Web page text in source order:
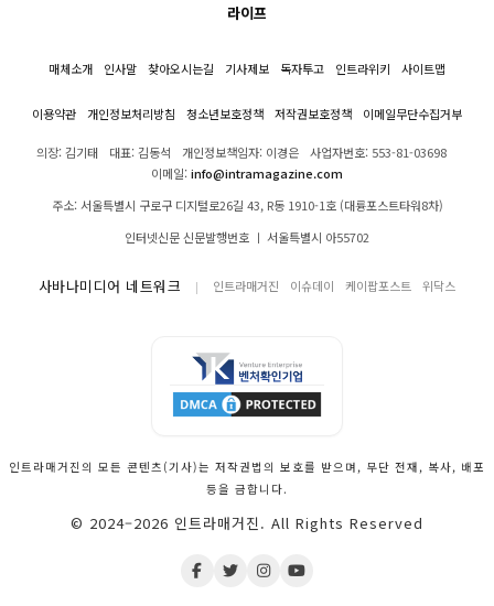
라이프
매체소개 인사말 찾아오시는길 기사제보 독자투고 인트라위키 사이트맵
이용약관 개인정보처리방침 청소년보호정책 저작권보호정책 이메일무단수집거부
의장: 김기태 대표: 김동석 개인정보책임자: 이경은
사업자번호: 553-81-03698
이메일:info@intramagazine.com
주소: 서울특별시 구로구 디지털로26길 43, R동 1910-1호 (대륭포스트타워8차)
인터넷신문 신문발행번호 ㅣ 서울특별시 아55702
사바나미디어 네트워크 인트라매거진 이슈데이 케이팝포스트 위닥스
인트라매거진의 모든 콘텐츠(기사)는 저작권법의 보호를 받으며, 무단 전재, 복사, 배포
등을 금합니다.
© 2024–2026 인트라매거진. All Rights Reserved